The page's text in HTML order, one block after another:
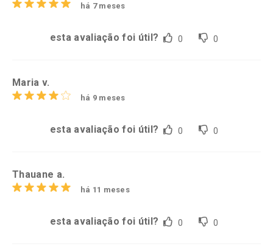
há 7 meses
esta avaliação foi útil? 0 0
Maria v.
há 9 meses
esta avaliação foi útil? 0 0
Thauane a.
há 11 meses
esta avaliação foi útil? 0 0